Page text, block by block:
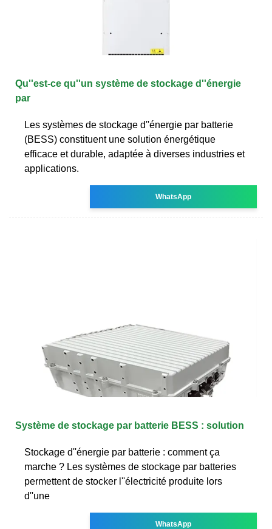
Qu''est-ce qu''un système de stockage d''énergie
par
Les systèmes de stockage d''énergie par batterie
(BESS) constituent une solution énergétique
efficace et durable, adaptée à diverses industries et
applications.
WhatsApp
Système de stockage par batterie BESS : solution
Stockage d''énergie par batterie : comment ça
marche ? Les systèmes de stockage par batteries
permettent de stocker l''électricité produite lors
d''une
WhatsApp